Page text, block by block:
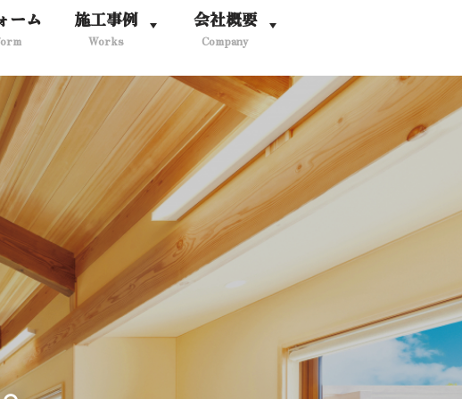
ーム 施工事例
Works
会社概要
Company